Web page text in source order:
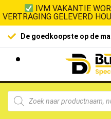
IVM VAKANTIE
VERTRAGING GELEVERD
De goedkoopste op de